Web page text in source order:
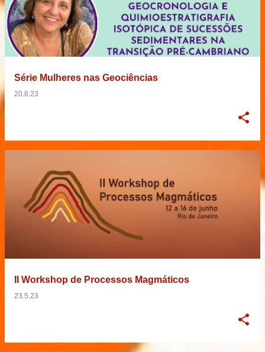
Série Mulheres nas Geociências
20.6.23
II Workshop de Processos Magmáticos
23.5.23